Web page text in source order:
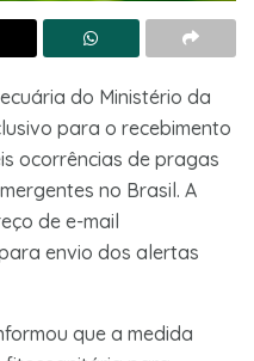
do Ministério da
para o recebimento
ocorrências de pragas
no Brasil. A
de e-mail
envio dos alertas
que a medida